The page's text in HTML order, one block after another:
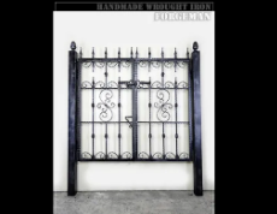
扉
オーダーメイドする